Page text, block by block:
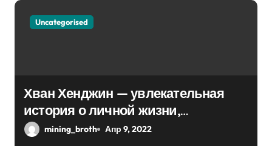
Uncategorised
Хван Хенджин — увлекательная
история о личной жизни,
биографии и впечатляющей
mining_broth Апр 9, 2022